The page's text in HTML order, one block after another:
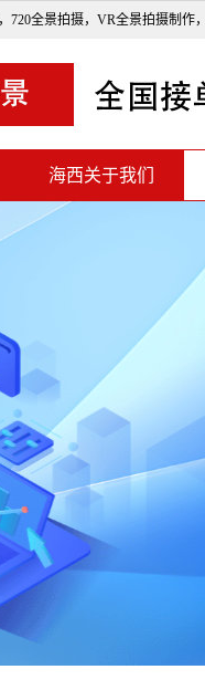
720全景拍摄，VR全景拍摄制作
海西关于我们